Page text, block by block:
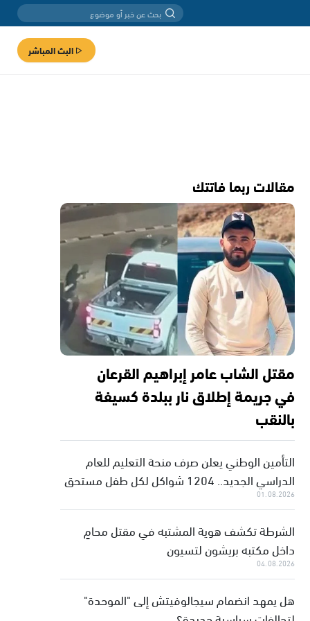
البث المباشر
مقالات ربما فاتتك
مقتل الشاب عامر إبراهيم القرعان
في جريمة إطلاق نار ببلدة كسيفة
بالنقب
التأمين الوطني يعلن صرف منحة التعليم للعام
الدراسي الجديد.. 1204 شواكل لكل طفل مستحق
01.08.2026
الشرطة تكشف هوية المشتبه في مقتل محامٍ
داخل مكتبه بريشون لتسيون
04.08.2026
هل يمهد انضمام سيجالوفيتش إلى "الموحدة"